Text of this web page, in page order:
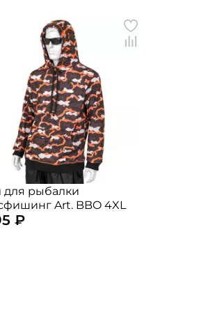
для рыбалки
Art. BBO 4XL
₽
Создать аккаунт
У меня уже есть